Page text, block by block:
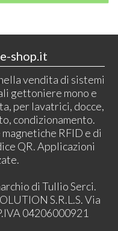
shop.it
vendita di sistemi
gettoniere mono e
per lavatrici, docce,
condizionamento.
RFID e di
QR. Applicazioni
di Tullio Serci.
S.R.L.S. Via
04206000921